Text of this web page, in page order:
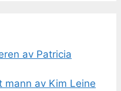
av Patricia
mann av Kim Leine